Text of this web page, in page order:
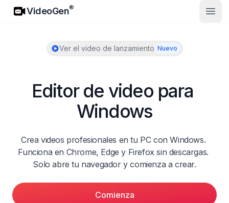
VideoGen
VideoGen®
Abrir
Ver el video de lanzamiento Nuevo
Editor de video para
Windows
Crea videos profesionales en tu PC con Windows.
Funciona en Chrome, Edge y Firefox sin descargas.
Solo abre tu navegador y comienza a crear.
Comienza